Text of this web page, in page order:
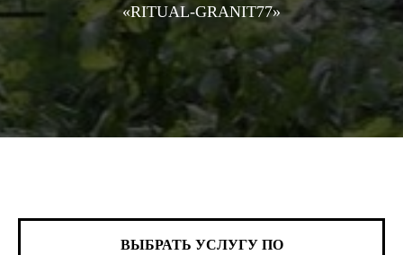
«RIТUAL-GRANIT77»
ВЫБРАТЬ УСЛУГУ ПО